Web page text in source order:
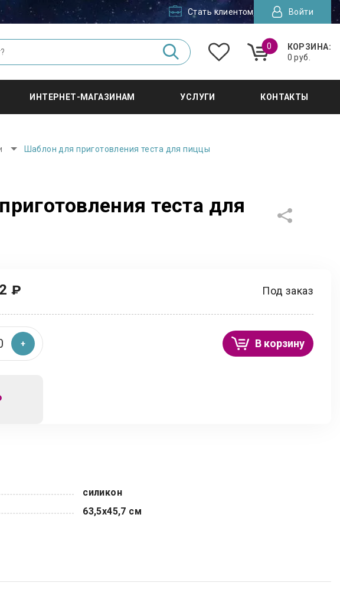
Стать клиентом Войти
0
КОРЗИНА:
0 руб.
ИНТЕРНЕТ-МАГАЗИНАМ УСЛУГИ КОНТАКТЫ
Шаблон для приготовления теста для пиццы
теста для
₽ Под заказ
В корзину
силикон
63,5x45,7 см